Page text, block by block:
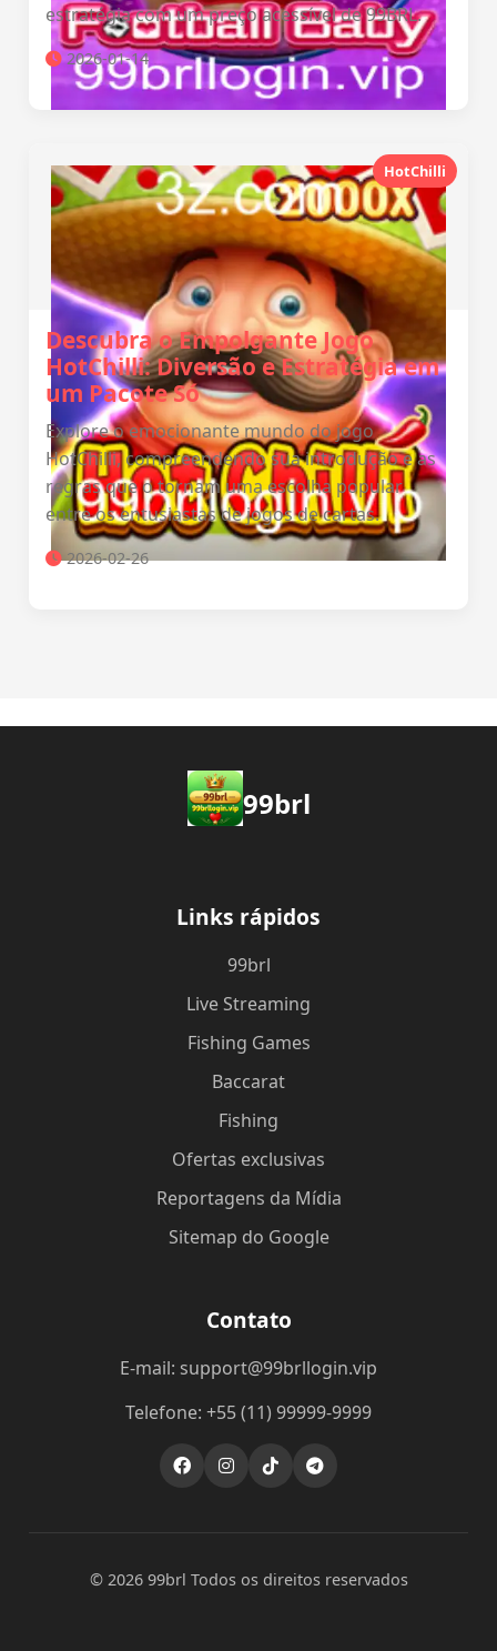
estratégia com um preço acessível de 99BRL.
2026-01-14
HotChilli
Descubra o Empolgante Jogo
HotChilli: Diversão e Estratégia em
um Pacote Só
Explore o emocionante mundo do jogo
HotChilli, compreendendo sua introdução e as
regras que o tornam uma escolha popular
entre os entusiastas de jogos de cartas.
2026-02-26
99brl
Links rápidos
99brl
Live Streaming
Fishing Games
Baccarat
Fishing
Ofertas exclusivas
Reportagens da Mídia
Sitemap do Google
Contato
E-mail: support@99brllogin.vip
Telefone: +55 (11) 99999-9999
© 2026 99brl Todos os direitos reservados